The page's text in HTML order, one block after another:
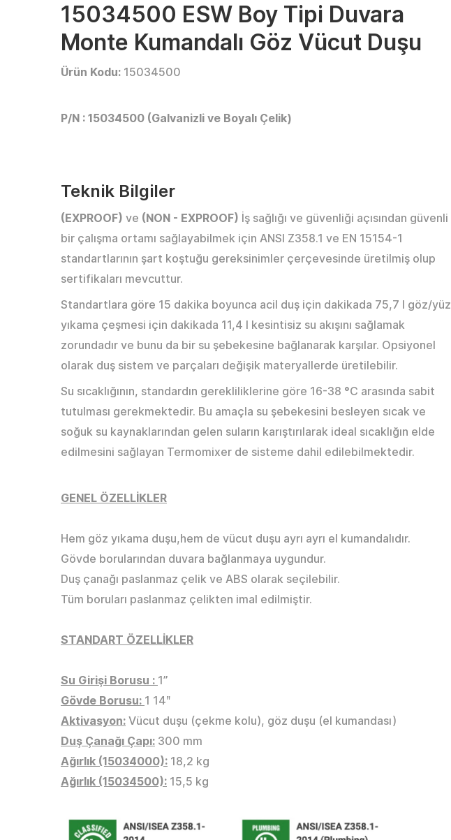
15034500 ESW Boy Tipi Duvara
Monte Kumandalı Göz Vücut Duşu
Ürün Kodu: 15034500
P/N : 15034500 (Galvanizli ve Boyalı Çelik)
Teknik Bilgiler
(EXPROOF) ve (NON - EXPROOF) İş sağlığı ve güvenliği açısından güvenli
bir çalışma ortamı sağlayabilmek için ANSI Z358.1 ve EN 15154-1
standartlarının şart koştuğu gereksinimler çerçevesinde üretilmiş olup
sertifikaları mevcuttur.
Standartlara göre 15 dakika boyunca acil duş için dakikada 75,7 l göz/yüz
yıkama çeşmesi için dakikada 11,4 l kesintisiz su akışını sağlamak
zorundadır ve bunu da bir su şebekesine bağlanarak karşılar. Opsiyonel
olarak duş sistem ve parçaları değişik materyallerde üretilebilir.
Su sıcaklığının, standardın gerekliliklerine göre 16-38 °C arasında sabit
tutulması gerekmektedir. Bu amaçla su şebekesini besleyen sıcak ve
soğuk su kaynaklarından gelen suların karıştırılarak ideal sıcaklığın elde
edilmesini sağlayan Termomixer de sisteme dahil edilebilmektedir.
GENEL ÖZELLİKLER
Hem göz yıkama duşu,hem de vücut duşu ayrı ayrı el kumandalıdır.
Gövde borularından duvara bağlanmaya uygundur.
Duş çanağı paslanmaz çelik ve ABS olarak seçilebilir.
Tüm boruları paslanmaz çelikten imal edilmiştir.
STANDART ÖZELLİKLER
Su Girişi Borusu : 1”
Gövde Borusu: 1 14ʺ
Aktivasyon: Vücut duşu (çekme kolu), göz duşu (el kumandası)
Duş Çanağı Çapı: 300 mm
Ağırlık (15034000): 18,2 kg
Ağırlık (15034500): 15,5 kg